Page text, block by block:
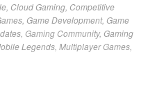
, Cloud Gaming, Competitive
, Game Development, Game
, Gaming Community, Gaming
Legends, Multiplayer Games,